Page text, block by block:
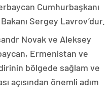
Cumhurbaşkanı
Sergey Lavrov’dur.
Novak ve Aleksey
Ermenistan ve
bölgede sağlam ve
açısından önemli adım